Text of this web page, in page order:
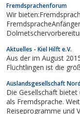
Fremdsprachenforum
Wir
und Firmenkurse
Aktuelles - Kiel Hilft e.V.
Aus der im August
Flüchtlingen ist die
Auslandsgesellschaft
Die Gesellschaft
als Fremdsprache.
Reiseprogramme und